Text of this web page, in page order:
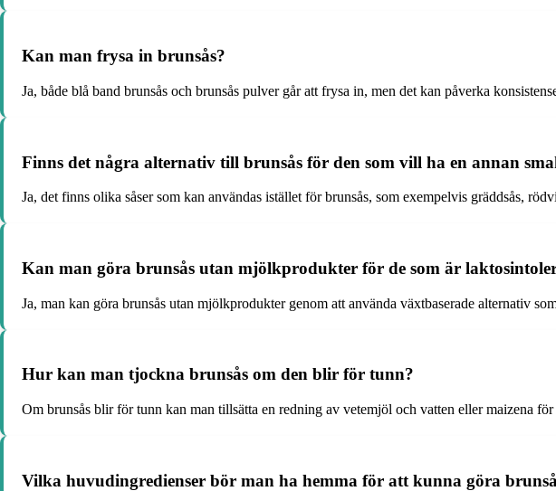
Kan man frysa in brunsås?
Ja, både blå band brunsås och brunsås pulver går att frysa in, men det kan påverka
Finns det några alternativ till brunsås för den som vill ha en annan
Ja, det finns olika såser som kan användas istället för brunsås, som exempelvis gräddsås,
Kan man göra brunsås utan mjölkprodukter för de som är
Ja, man kan göra brunsås utan mjölkprodukter genom att använda växtbaserade alternativ
Hur kan man tjockna brunsås om den blir för tunn?
Om brunsås blir för tunn kan man tillsätta en redning av vetemjöl och vatten eller maizena
Vilka huvudingredienser bör man ha hemma för att kunna göra